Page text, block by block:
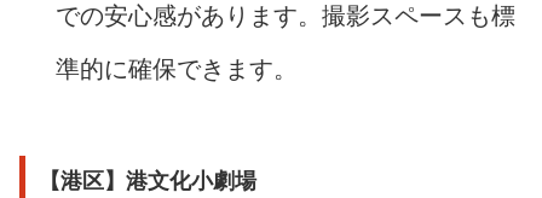
での安心感があります。撮影スペースも標
準的に確保できます。
【港区】港文化小劇場